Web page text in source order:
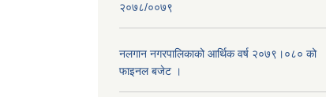
२०७८/००७९
नलगान नगरपालिकाको आर्थिक वर्ष २०७९।०८० को
फाइनल बजेट ।